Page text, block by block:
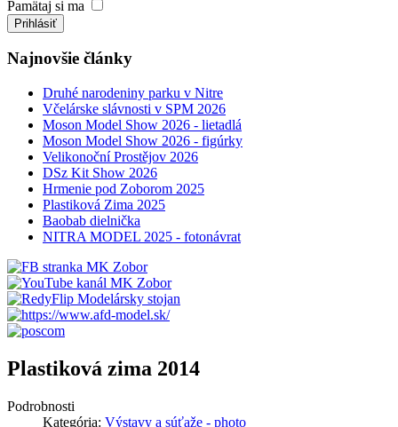
Pamätaj si ma
Prihlásiť
Najnovšie články
Druhé narodeniny parku v Nitre
Včelárske slávnosti v SPM 2026
Moson Model Show 2026 - lietadlá
Moson Model Show 2026 - figúrky
Velikonoční Prostějov 2026
DSz Kit Show 2026
Hrmenie pod Zoborom 2025
Plastiková Zima 2025
Baobab dielnička
NITRA MODEL 2025 - fotonávrat
Plastiková zima 2014
Podrobnosti
Kategória: Výstavy a súťaže - photo